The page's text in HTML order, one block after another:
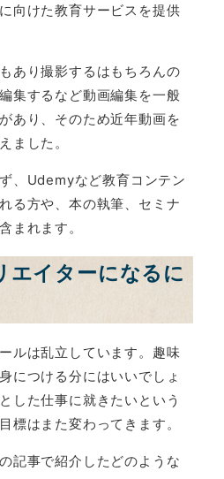
向けた教育サービスを提供
あり撮影するはもちろんの
集するなど動画編集を一般
あり、そのため近年動画を
ました。
、Udemyなど教育コンテン
る方や、本の執筆、セミナ
まれます。
エイターになるに
ルは乱立しています。趣味
につける分にはいいでしょ
した仕事に就きたいという
標はまた変わってきます。
記事で紹介したどのような